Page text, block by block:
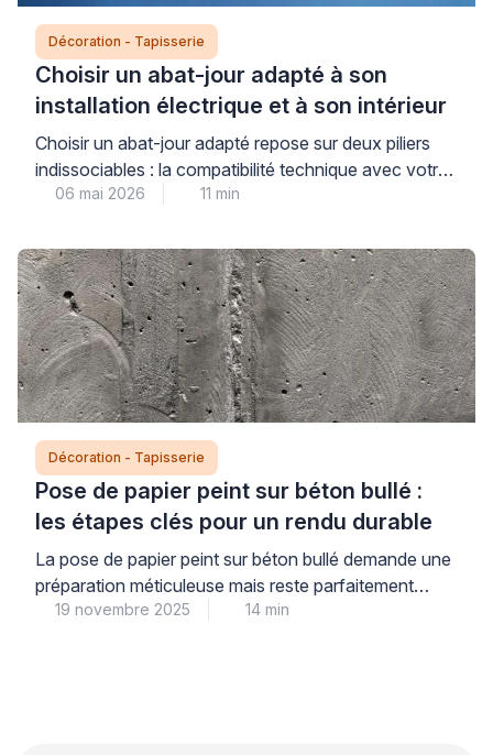
Décoration - Tapisserie
Choisir un abat-jour adapté à son
installation électrique et à son intérieur
Choisir un abat-jour adapté repose sur deux piliers
indissociables : la compatibilité technique avec votre
installation électrique et l’harmonie esthétique avec
fois votre sécurité au quotidien et votre satisfaction
décorative, deux dimensions qui méritent la même
attention pour un résultat à la hauteur de vos
attentes. Les […]
06 mai 2026 11 min
Décoration - Tapisserie
Pose de papier peint sur béton bullé :
les étapes clés pour un rendu durable
La pose de papier peint sur béton bullé demande une
préparation méticuleuse mais reste parfaitement
réalisable pour transformer durablement votre
19 novembre 2025 14 min